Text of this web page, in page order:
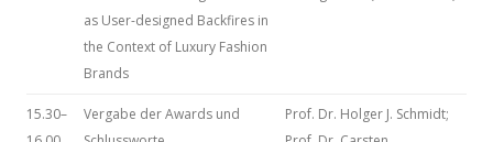
as User-designed Backfires in
the Context of Luxury Fashion
Brands
15.30–
Vergabe der Awards und
Prof. Dr. Holger J. Schmidt;